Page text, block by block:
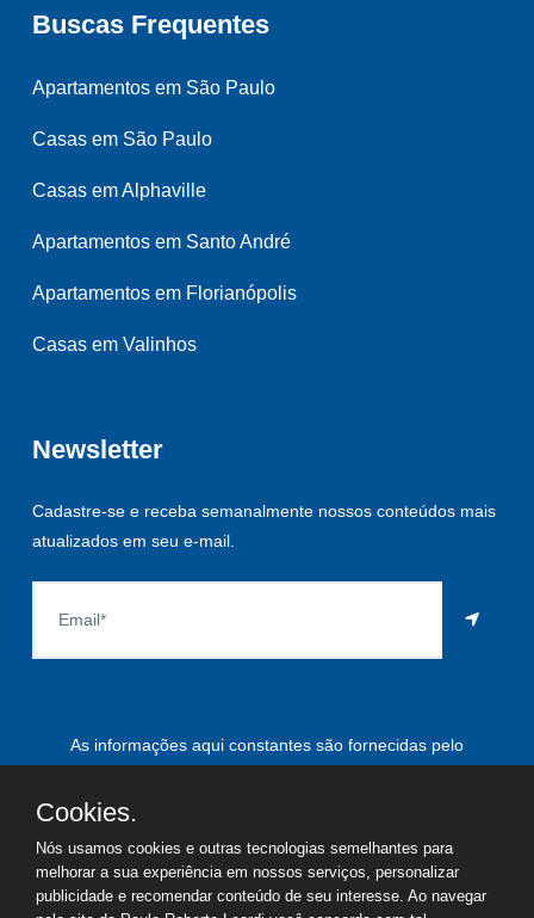
Buscas Frequentes
Apartamentos em São Paulo
Casas em São Paulo
Casas em Alphaville
Apartamentos em Santo André
Apartamentos em Florianópolis
Casas em Valinhos
Newsletter
Cadastre-se e receba semanalmente nossos conteúdos mais
atualizados em seu e-mail.
As informações aqui constantes são fornecidas pelo
©2026 Copyright - Paulo Roberto Leardi | Todos os direitos
Cookies.
Nós usamos cookies e outras tecnologias semelhantes para
melhorar a sua experiência em nossos serviços, personalizar
publicidade e recomendar conteúdo de seu interesse. Ao navegar